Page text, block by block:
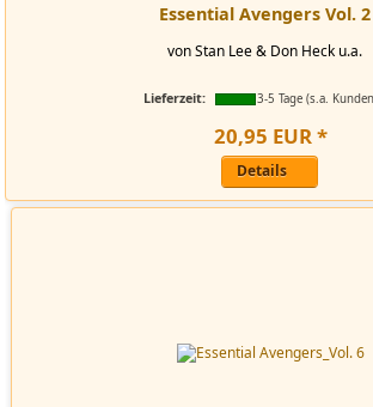
Essential Avengers Vol. 2
von Stan Lee & Don Heck u.a.
Lieferzeit: 3-5 Tage (s.a.
20,95 EUR*
Details